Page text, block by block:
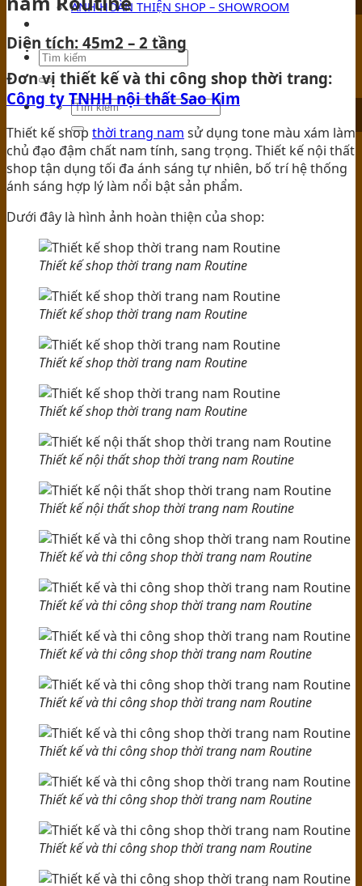
ẢNH HOÀN THIỆN SHOP – SHOWROOM
Diện tích: 45m2 – 2 tầng
Đơn vị thiết kế và thi công shop thời trang:
Công ty TNHH nội thất Sao Kim
Thiết kế shop thời trang nam sử dụng tone màu xám làm
chủ đạo đậm chất nam tính, sang trọng. Thiết kế nội thất
shop tận dụng tối đa ánh sáng tự nhiên, bố trí hệ thống
ánh sáng hợp lý làm nổi bật sản phẩm.
Dưới đây là hình ảnh hoàn thiện của shop:
Thiết kế shop thời trang nam Routine
Thiết kế shop thời trang nam Routine
Thiết kế shop thời trang nam Routine
Thiết kế shop thời trang nam Routine
Thiết kế nội thất shop thời trang nam Routine
Thiết kế nội thất shop thời trang nam Routine
Thiết kế và thi công shop thời trang nam Routine
Thiết kế và thi công shop thời trang nam Routine
Thiết kế và thi công shop thời trang nam Routine
Thiết kế và thi công shop thời trang nam Routine
Thiết kế và thi công shop thời trang nam Routine
Thiết kế và thi công shop thời trang nam Routine
Thiết kế và thi công shop thời trang nam Routine